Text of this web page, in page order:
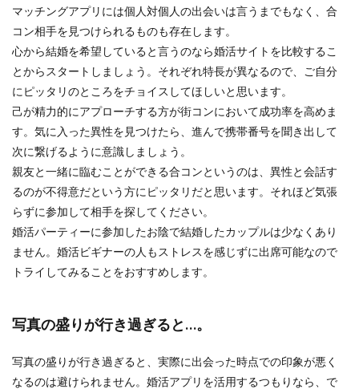
マッチングアプリには個人対個人の出会いは言うまでもなく、合
コン相手を見つけられるものも存在します。
心から結婚を希望していると言うのなら婚活サイトを比較するこ
とからスタートしましょう。それぞれ特長が異なるので、ご自分
にピッタリのところをチョイスしてほしいと思います。
己が精力的にアプローチする方が街コンにおいて成功率を高めま
す。気に入った異性を見つけたら、進んで携帯番号を聞き出して
次に繋げるように意識しましょう。
親友と一緒に臨むことができる合コンというのは、異性と会話す
るのが不得意だという方にピッタリだと思います。それほど気張
らずに参加して相手を探してください。
婚活パーティーに参加したお陰で結婚したカップルは少なくあり
ません。婚活ビギナーの人もストレスを感じずに出席可能なので
トライしてみることをおすすめします。
写真の盛りが行き過ぎると…。
写真の盛りが行き過ぎると、実際に出会った時点での印象が悪く
なるのは避けられません。婚活アプリを活用するつもりなら、で